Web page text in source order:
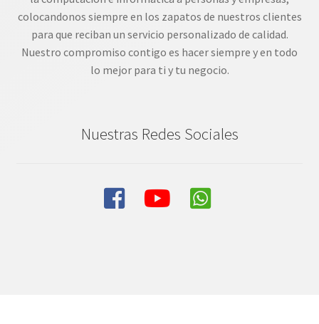
colocandonos siempre en los zapatos de nuestros clientes
para que reciban un servicio personalizado de calidad.
Nuestro compromiso contigo es hacer siempre y en todo
lo mejor para ti y tu negocio.
Nuestras Redes Sociales